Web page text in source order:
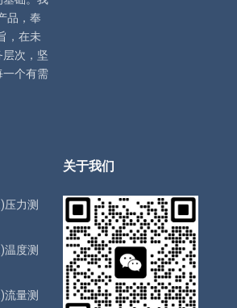
品，奉
，在未
次，坚
一个有需
力测
度测
量测
关于我们